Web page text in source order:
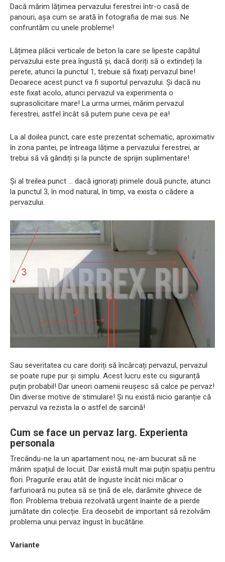
Dacă mărim lățimea pervazului ferestrei într-o casă de
panouri, așa cum se arată în fotografia de mai sus. Ne
confruntăm cu unele probleme!
Lățimea plăcii verticale de beton la care se lipeste capătul
pervazului este prea îngustă și, dacă doriți să o extindeți la
perete, atunci la punctul 1, trebuie să fixați pervazul bine!
Deoarece acest punct va fi suportul pervazului. Și dacă nu
este fixat acolo, atunci pervazul va experimenta o
suprasolicitare mare! La urma urmei, mărim pervazul
ferestrei, astfel încât să putem pune ceva pe ea!
La al doilea punct, care este prezentat schematic, aproximativ
în zona pantei, pe întreaga lățime a pervazului ferestrei, ar
trebui să vă gândiți și la puncte de sprijin suplimentare!
Și al treilea punct ... dacă ignorați primele două puncte, atunci
la punctul 3, în mod natural, în timp, va exista o cădere a
pervazului.
Sau severitatea cu care doriți să încărcați pervazul, pervazul
se poate rupe pur și simplu. Acest lucru este cu siguranță
puțin probabil! Dar uneori oamenii reușesc să calce pe pervaz!
Din diverse motive de stimulare! Și nu există nicio garanție că
pervazul va rezista la o astfel de sarcină!
Cum se face un pervaz larg. Experienta
personala
Trecându-ne la un apartament nou, ne-am bucurat să ne
mărim spațiul de locuit. Dar există mult mai puțin spațiu pentru
flori. Pragurile erau atât de înguste încât nici măcar o
farfurioară nu putea să se țină de ele, darămite ghivece de
flori. Problema trebuia rezolvată urgent înainte de a pierde
jumătate din colecție. Era deosebit de important să rezolvăm
problema unui pervaz îngust în bucătărie.
Variante